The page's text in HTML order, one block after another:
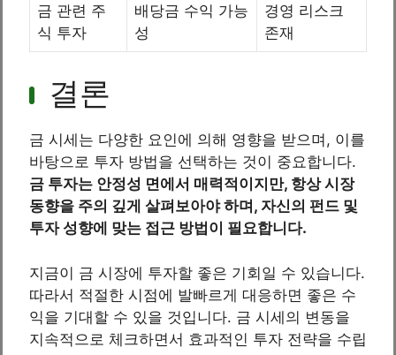
금 관련 주
식 투자
배당금 수익 가능
성
경영 리스크
존재
결론
금 시세는 다양한 요인에 의해 영향을 받으며, 이를
바탕으로 투자 방법을 선택하는 것이 중요합니다.
금 투자는 안정성 면에서 매력적이지만, 항상 시장
동향을 주의 깊게 살펴보아야 하며, 자신의 펀드 및
투자 성향에 맞는 접근 방법이 필요합니다.
지금이 금 시장에 투자할 좋은 기회일 수 있습니다.
따라서 적절한 시점에 발빠르게 대응하면 좋은 수
익을 기대할 수 있을 것입니다. 금 시세의 변동을
지속적으로 체크하면서 효과적인 투자 전략을 수립